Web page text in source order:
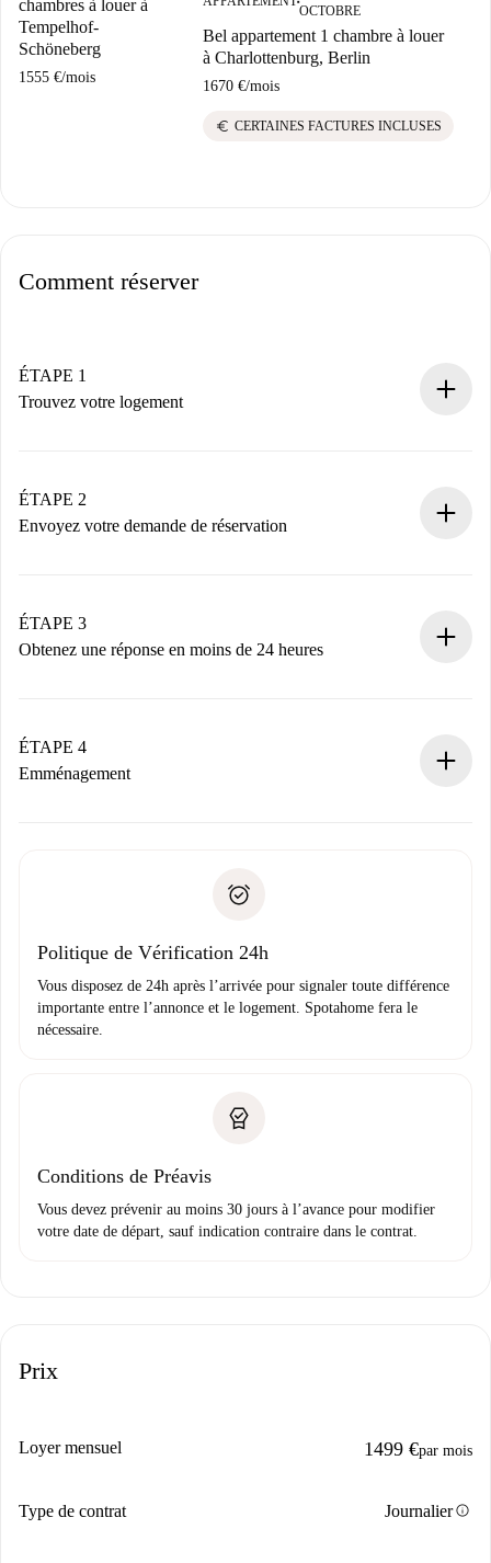
chambres à louer à
Tempelhof-
Schöneberg
1555 €/mois
■
OCTOBRE
Bel appartement 1 chambre à louer
à Charlottenburg, Berlin
1670 €/mois
euro CERTAINES FACTURES INCLUSES
Comment réserver
ÉTAPE 1
Trouvez votre logement
Vous disposez à l’avance de toutes les informations
nécessaires.
ÉTAPE 2
Envoyez votre demande de réservation
Nous ne vous facturerons rien tant que le propriétaire
n’aura pas accepté.
ÉTAPE 3
Obtenez une réponse en moins de 24 heures
contact avec le propriétaire.
Si refusé : aucun prélèvement et nous vous proposerons
Justificatif de solvabilité
ÉTAPE 4
Emménagement
uniquement si aucun problème n'est signalé.
Politique de Vérification 24h
Vous disposez de 24h après l’arrivée pour signaler toute différence
importante entre l’annonce et le logement. Spotahome fera le
nécessaire.
Conditions de Préavis
Vous devez prévenir au moins 30 jours à l’avance pour modifier
votre date de départ, sauf indication contraire dans le contrat.
Prix
Loyer mensuel 1499 €par mois
Type de contrat Journalierinfo